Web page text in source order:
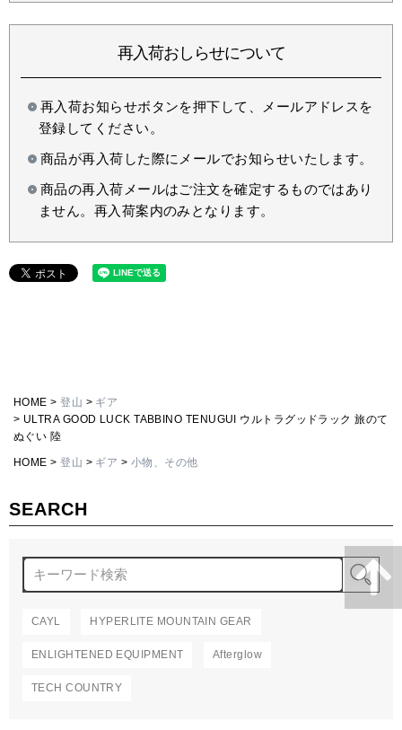
SEARCH
検
CAYL HYPERLITE MOUNTAIN GEAR
ENLIGHTENED EQUIPMENT Afterglow
TECH COUNTRY
再入荷おしらせについて
再入荷お知らせボタンを押下して、メールアドレスを
登録してください。
商品が再入荷した際にメールでお知らせいたします。
商品の再入荷メールはご注文を確定するものではあり
ません。再入荷案内のみとなります。
HOME 登山
ギア
ULTRA GOOD LUCK TABBINO TENUGUI ウルトラグッドラック 旅のて
ぬぐい 陸
HOME 登山 ギア 小物、その他